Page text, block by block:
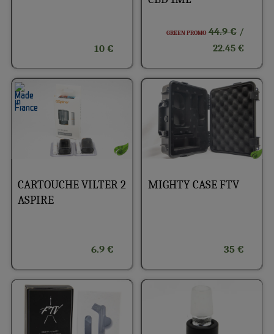
10 €
GREEN PROMO 44.9 €/
22.45 €
CARTOUCHE VILTER 2
ASPIRE
6.9 €
MIGHTY CASE FTV
35 €